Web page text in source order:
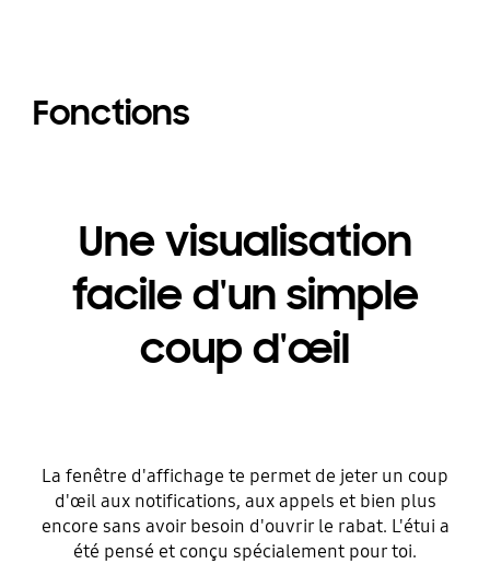
Fonctions
Une visualisation
facile d'un simple
coup d'œil
La fenêtre d'affichage te permet de jeter un coup
d'œil aux notifications, aux appels et bien plus
encore sans avoir besoin d'ouvrir le rabat. L'étui a
été pensé et conçu spécialement pour toi.